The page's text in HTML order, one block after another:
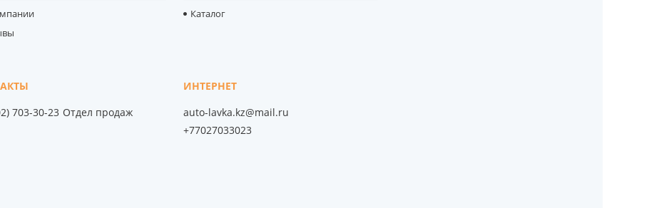
Каталог
703-30-23 Отдел продаж
auto-lavka.kz@mail.ru
+77027033023